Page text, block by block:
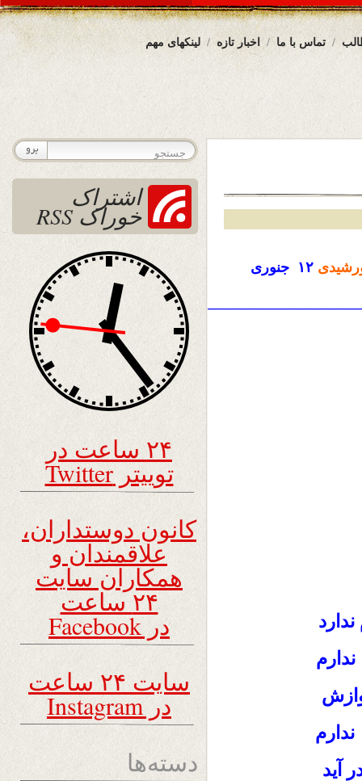
لینکهای مهم اخبار تازه تماس با ما
۱۲ جنوری
ندارم
آید
اشتراک
خوراک RSS
۲۴ ساعت در
توییتر Twitter
کانون دوستداران،
علاقمندان و
همکاران سایت
۲۴ ساعت
در Facebook
سایت ۲۴ ساعت
در Instagram
دسته‌ها